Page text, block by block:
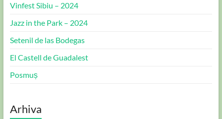
Vinfest Sibiu – 2024
Jazz in the Park – 2024
Setenil de las Bodegas
El Castell de Guadalest
Posmuș
Arhiva